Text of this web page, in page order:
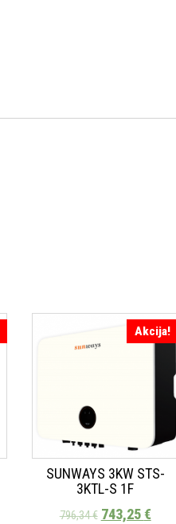
Akcija!
SUNWAYS 3KW STS-
3KTL-S 1F
796,34€ 743,25€